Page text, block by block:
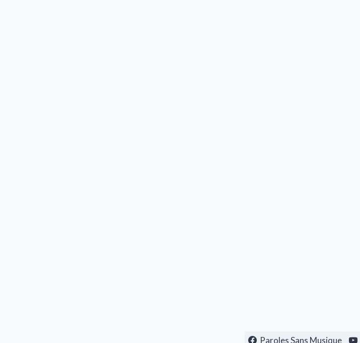
Paroles Sans Musique